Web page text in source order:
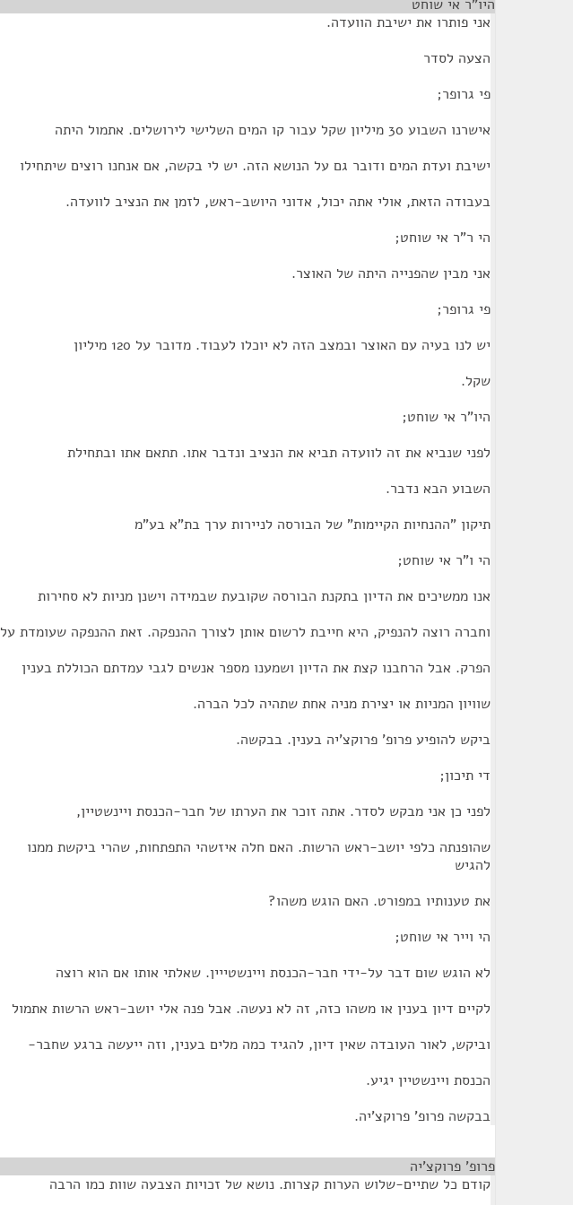
היו"ר אי שוחט
אני פותרו את ישיבת הוועדה.
הצעה לסדר
פי גרופר;
אישרנו השבוע 30 מיליון שקל עבור קו המים השלישי לירושלים. אתמול היתה
ישיבת ועדת המים ודובר גם על הנושא הזה. יש לי בקשה, אם אנחנו רוצים שיתחילו
בעבודה הזאת, אולי אתה יכול, אדוני היושב-ראש, לזמן את הנציב לוועדה.
הי ר"ר אי שוחט;
אני מבין שהפנייה היתה של האוצר.
פי גרופר;
יש לנו בעיה עם האוצר ובמצב הזה לא יוכלו לעבוד. מדובר על 120 מיליון
שקל.
היו"ר אי שוחט;
לפני שנביא את זה לוועדה תביא את הנציב ונדבר אתו. תתאם אתו ובתחילת
השבוע הבא נדבר.
תיקון "ההנחיות הקיימות" של הבורסה לניירות ערך בת"א בע"מ
הי ו"ר אי שוחט;
אנו ממשיכים את הדיון בתקנת הבורסה שקובעת שבמידה וישנן מניות לא סחירות
וחברה רוצה להנפיק, היא חייבת לרשום אותן לצורך ההנפקה. זאת ההנפקה שעומדת על
הפרק. אבל הרחבנו קצת את הדיון ושמענו מספר אנשים לגבי עמדתם הכוללת בענין
שוויון המניות או יצירת מניה אחת שתהיה לכל הברה.
ביקש להופיע פרופ' פרוקצ'יה בענין. בבקשה.
די תיכון;
לפני כן אני מבקש לסדר. אתה זוכר את הערתו של חבר-הכנסת ויינשטיין,
שהופנתה כלפי יושב-ראש הרשות. האם חלה איזשהי התפתחות, שהרי ביקשת ממנו
להגיש
את טענותיו במפורט. האם הוגש משהו?
הי וייר אי שוחט;
לא הוגש שום דבר על-ידי חבר-הכנסת ויינשטייין. שאלתי אותו אם הוא רוצה
לקיים דיון בענין או משהו כזה, זה לא נעשה. אבל פנה אלי יושב-ראש הרשות אתמול
וביקש, לאור העובדה שאין דיון, להגיד כמה מלים בענין, וזה ייעשה ברגע שחבר-
הכנסת ויינשטיין יגיע.
בבקשה פרופ' פרוקצ'יה.
פרופ' פרוקצ'יה
קודם כל שתיים-שלוש הערות קצרות. נושא של זכויות הצבעה שוות כמו הרבה